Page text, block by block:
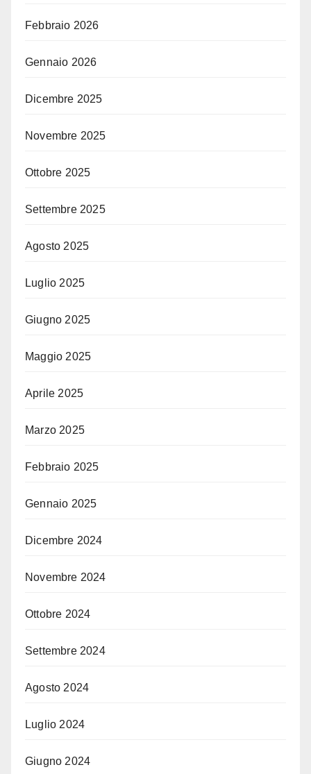
Febbraio 2026
Gennaio 2026
Dicembre 2025
Novembre 2025
Ottobre 2025
Settembre 2025
Agosto 2025
Luglio 2025
Giugno 2025
Maggio 2025
Aprile 2025
Marzo 2025
Febbraio 2025
Gennaio 2025
Dicembre 2024
Novembre 2024
Ottobre 2024
Settembre 2024
Agosto 2024
Luglio 2024
Giugno 2024